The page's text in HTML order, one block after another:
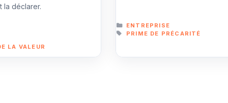
la déclarer.
LA VALEUR
CATÉGORIES
ENTREPRISE
ÉTIQUETTES
PRIME DE PRÉCARITÉ